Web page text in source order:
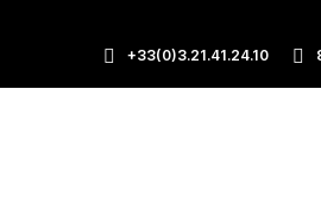
+33(0)3.21.41.24.10